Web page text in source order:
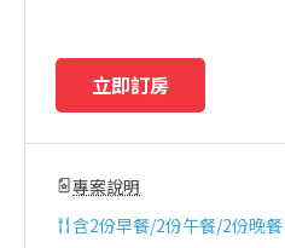
立即訂房
專案說明
含2份早餐/2份午餐/2份晚餐